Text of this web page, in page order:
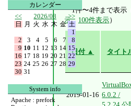
1件〜4件まで表示
示、 100件表示）
日付 ▲ タイト
2019-01-16 6.0.2 /
カレンダー
<<
2026/08
>>
日
月 火 水 木 金 土
1
2
3 4 5 6 7
8
9 10 11 12 13 14 15
16 17 18 19 20 21 22
23 24 25 26 27 28 29
30 31
System info
Apache : prefork